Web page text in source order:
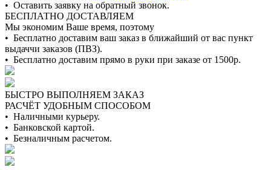
• Оставить заявку на обратный звонок.
БЕСПЛАТНО ДОСТАВЛЯЕМ
Мы экономим Ваше время, поэтому
• Бесплатно доставим ваш заказ в ближайший от вас пункт
выдаччи заказов (ПВЗ).
• Бесплатно доставим прямо в руки при заказе от 1500р.
БЫСТРО ВЫПОЛНЯЕМ ЗАКАЗ
РАСЧЁТ УДОБНЫМ СПОСОБОМ
• Наличными курьеру.
• Банковской картой.
• Безналичным расчетом.